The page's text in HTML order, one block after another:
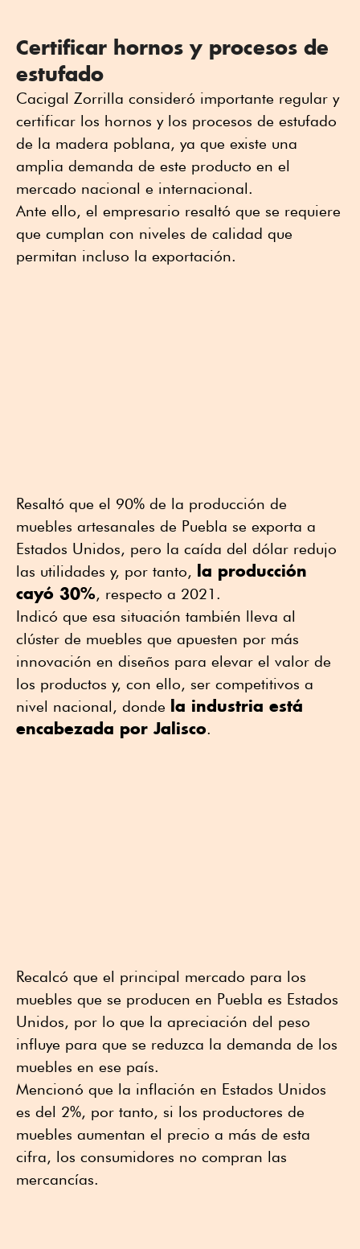
Certificar hornos y procesos de
estufado
Cacigal Zorrilla consideró importante regular y
certificar los hornos y los procesos de estufado
de la madera poblana, ya que existe una
amplia demanda de este producto en el
mercado nacional e internacional.
Ante ello, el empresario resaltó que se requiere
que cumplan con niveles de calidad que
permitan incluso la exportación.
Resaltó que el 90% de la producción de
muebles artesanales de Puebla se exporta a
Estados Unidos, pero la caída del dólar redujo
las utilidades y, por tanto, la producción
cayó 30%, respecto a 2021.
Indicó que esa situación también lleva al
clúster de muebles que apuesten por más
innovación en diseños para elevar el valor de
los productos y, con ello, ser competitivos a
nivel nacional, donde la industria está
encabezada por Jalisco.
Recalcó que el principal mercado para los
muebles que se producen en Puebla es Estados
Unidos, por lo que la apreciación del peso
influye para que se reduzca la demanda de los
muebles en ese país.
Mencionó que la inflación en Estados Unidos
es del 2%, por tanto, si los productores de
muebles aumentan el precio a más de esta
cifra, los consumidores no compran las
mercancías.